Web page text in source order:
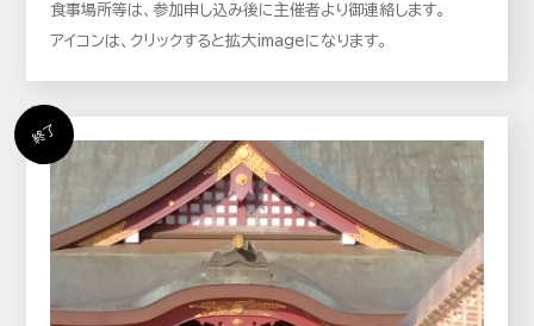
食事場所等は、参加申し込み後に主催者より御連絡します。
アイコンは、クリックすると拡大imageになります。
終了